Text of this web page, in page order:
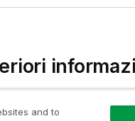
n
- funzione dello script
and to